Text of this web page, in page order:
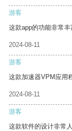
游客
这款app的功能非常丰
2024-08-11
游客
这款加速器VPM应用
2024-08-11
游客
这款软件的设计非常